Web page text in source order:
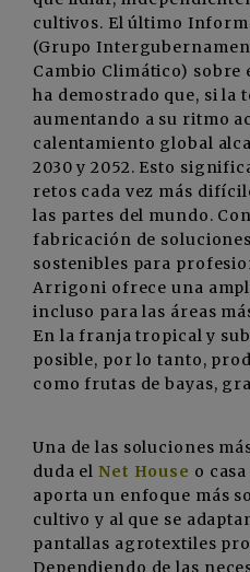
cultivos. El último
(Grupo
Cambio Climático)
ha demostrado que, si la
aumentando a su ritmo
calentamiento global
2030 y 2052. Esto
retos cada vez más
las partes del mundo.
fabricación de
sostenibles para
Arrigoni ofrece una
incluso para las áreas
En la franja tropical y
posible, por lo tanto,
como frutas de bayas,
Una de las soluciones
duda elNet House o
aporta un enfoque más
cultivo y al que se
pantallas agrotextiles